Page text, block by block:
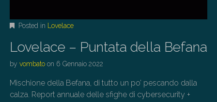
Posted in Lovelace
Lovelace – Puntata della Befana
by vombato on 6 Gennaio 2022
Mischione della Befana, di tutto un po’ pescando dalla
calza. Report annuale delle sfighe di cybersecurity +